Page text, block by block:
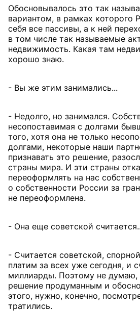
Обосновывалось это так
вариантом, в рамках которого
себя все пассивы, а к ней
в том числе так называемые
недвижимость. Какая там
хорошо знаю.
- Вы же этим занимались...
- Недолго, но занимался.
несопоставимая с долгами
того, хотя она не только
долгами, некоторые наши
признавать это решение,
страны мира. И эти страны
переоформлять на нас
о собственности России за
не переоформлена.
- Она еще советской
- Считается советской,
платим за всех уже сегодня, и
миллиарды. Поэтому не думаю,
решение продуманным и
этого, нужно, конечно,
тратились.